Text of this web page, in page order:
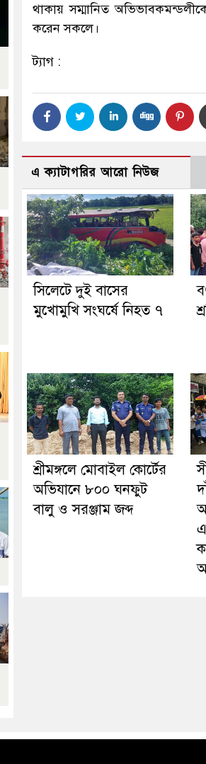
থাকায় সম্মানিত
করেন সকলে।
ট্যাগ :
এ ক্যাটাগরির আরো নিউজ
সিলেটে দুই বাসের
মুখোমুখি সংঘর্ষে নিহত ৭
শ্রীমঙ্গলে মোবাইল কোর্টের
অভিযানে ৮০০ ঘনফুট
বালু ও সরঞ্জাম জব্দ